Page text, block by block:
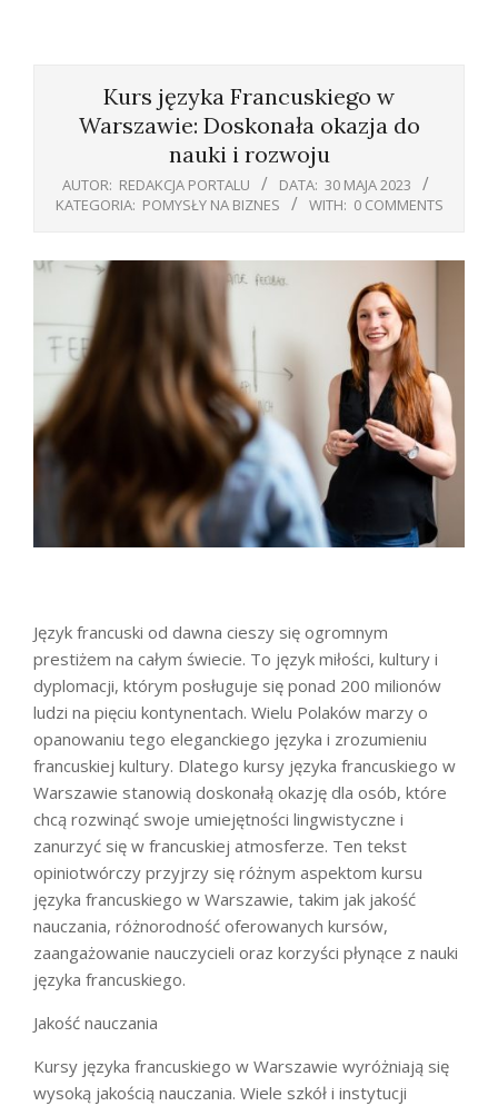
Kurs języka Francuskiego w
Warszawie: Doskonała okazja do
nauki i rozwoju
AUTOR: REDAKCJA PORTALU DATA: 30 MAJA 2023
KATEGORIA: POMYSŁY NA BIZNES WITH: 0 COMMENTS
Język francuski od dawna cieszy się ogromnym
prestiżem na całym świecie. To język miłości, kultury i
dyplomacji, którym posługuje się ponad 200 milionów
ludzi na pięciu kontynentach. Wielu Polaków marzy o
opanowaniu tego eleganckiego języka i zrozumieniu
francuskiej kultury. Dlatego kursy języka francuskiego w
Warszawie stanowią doskonałą okazję dla osób, które
chcą rozwinąć swoje umiejętności lingwistyczne i
zanurzyć się w francuskiej atmosferze. Ten tekst
opiniotwórczy przyjrzy się różnym aspektom kursu
języka francuskiego w Warszawie, takim jak jakość
nauczania, różnorodność oferowanych kursów,
zaangażowanie nauczycieli oraz korzyści płynące z nauki
języka francuskiego.
Jakość nauczania
Kursy języka francuskiego w Warszawie wyróżniają się
wysoką jakością nauczania. Wiele szkół i instytucji